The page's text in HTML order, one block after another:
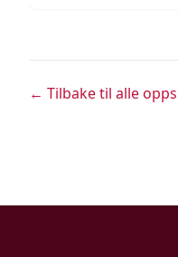
← Tilbake til alle